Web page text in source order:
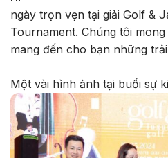
ngày trọn vẹn tại giải Golf &
Tournament. Chúng tôi
mang đến cho bạn những
Một vài hình ảnh tại buổi sự